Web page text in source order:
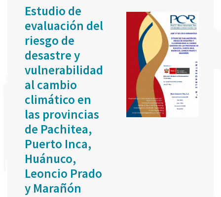
Estudio de
evaluación del
riesgo de
desastre y
vulnerabilidad
al cambio
climático en
las provincias
de Pachitea,
Puerto Inca,
Huánuco,
Leoncio Prado
y Marañón